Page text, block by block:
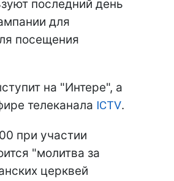
последний день
для
посещения
на "Интере", а
телеканала ICTV.
при участии
"молитва за
церквей